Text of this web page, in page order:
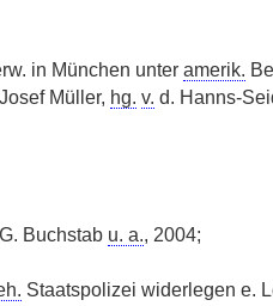
in München unter amerik.
Müller, hg. v. d. Hanns-
G. Buchstab u. a., 2004;
Staatspolizei widerlegen e.